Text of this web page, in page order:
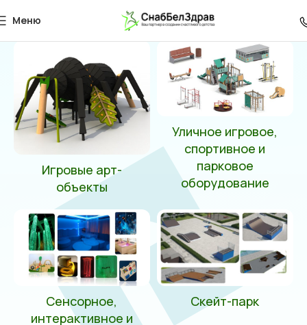
Меню
815x442x770 мм
Главная Товар Габаритные размеры 815x442x770 мм
Игровые арт-
объекты
Уличное игровое,
спортивное и
парковое
оборудование
Сенсорное,
интерактивное и
Скейт-парк